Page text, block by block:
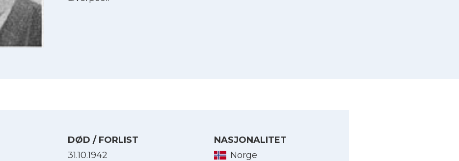
DØD / FORLIST
31.10.1942
NASJONALITET
Norge